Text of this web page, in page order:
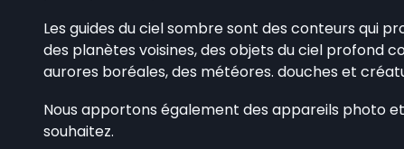
Les guides du ciel sombre sont des conteurs qui
des planètes voisines, des objets du ciel profond
aurores boréales, des météores. douches et
Nous apportons également des appareils photo
souhaitez.